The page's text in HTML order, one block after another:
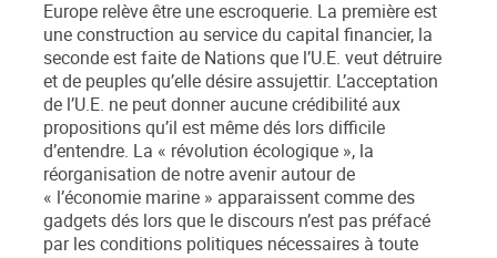
Europe relève être une escroquerie. La première est
une construction au service du capital financier, la
seconde est faite de Nations que l’U.E. veut détruire
et de peuples qu’elle désire assujettir. L’acceptation
de l’U.E. ne peut donner aucune crédibilité aux
propositions qu’il est même dés lors difficile
d’entendre. La « révolution écologique », la
réorganisation de notre avenir autour de
« l’économie marine » apparaissent comme des
gadgets dés lors que le discours n’est pas préfacé
par les conditions politiques nécessaires à toute